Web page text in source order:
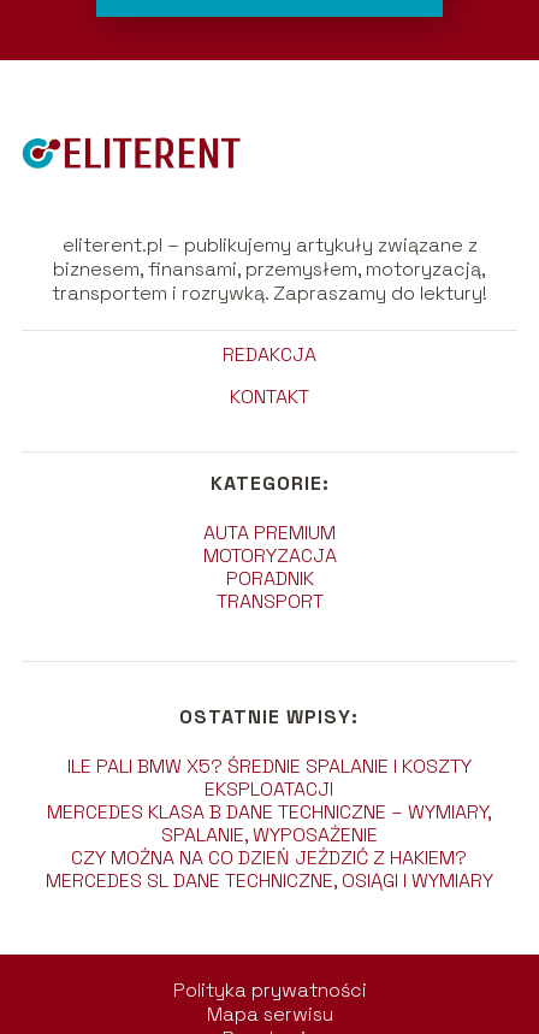
eliterent.pl – publikujemy artykuły związane z
biznesem, finansami, przemysłem, motoryzacją,
transportem i rozrywką. Zapraszamy do lektury!
REDAKCJA
KONTAKT
KATEGORIE:
AUTA PREMIUM
MOTORYZACJA
PORADNIK
TRANSPORT
OSTATNIE WPISY:
ILE PALI BMW X5? ŚREDNIE SPALANIE I KOSZTY
EKSPLOATACJI
MERCEDES KLASA B DANE TECHNICZNE – WYMIARY,
SPALANIE, WYPOSAŻENIE
CZY MOŻNA NA CO DZIEŃ JEŹDZIĆ Z HAKIEM?
MERCEDES SL DANE TECHNICZNE, OSIĄGI I WYMIARY
Polityka prywatności
Mapa serwisu